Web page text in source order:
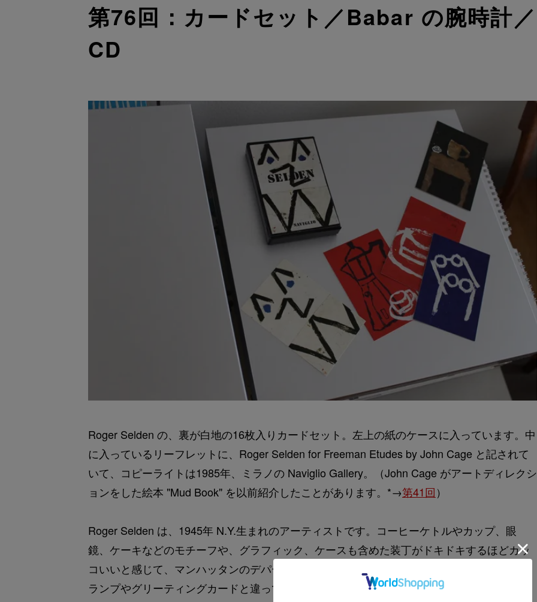
第76回：カードセット／Babar の腕時計／
CD
Roger Selden の、裏が白地の16枚入りカードセット。左上の紙のケースに入っています。中
に入っているリーフレットに、Roger Selden for Freeman Etudes by John Cage と記されて
いて、コピーライトは1985年、ミラノの Naviglio Gallery。（John Cage がアートディレクシ
ョンをした絵本 "Mud Book" を以前紹介したことがあります。*→第41回）
Roger Selden は、1945年 N.Y.生まれのアーティストです。コーヒーケトルやカップ、眼
鏡、ケーキなどのモチーフや、グラフィック、ケースも含めた装丁がドキドキするほどカッ
コいいと感じて、マンハッタンのデパートメントストア、Henri Bendel で購入しました。ト
ランプやグリーティングカードと違って、何かに使えるタイプのアイテムではなかったけれ